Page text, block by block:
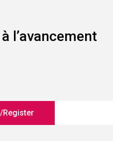
l’avancement
Register